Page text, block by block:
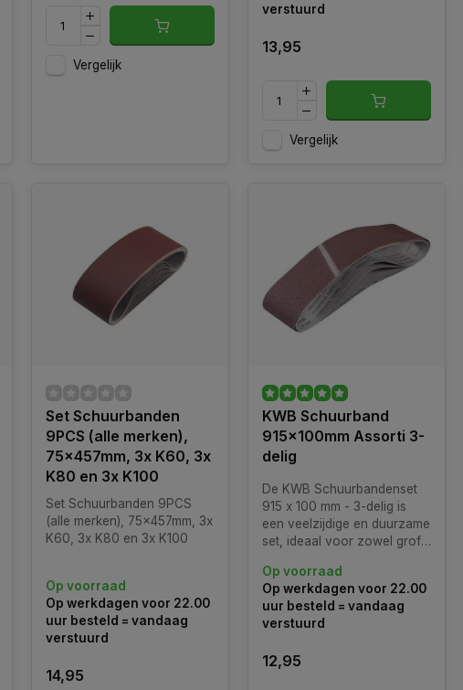
Vergelijk
verstuurd
13,95
Vergelijk
Set Schuurbanden
9PCS (alle merken),
75x457mm, 3x K60, 3x
K80 en 3x K100
Set Schuurbanden 9PCS
(alle merken), 75x457mm, 3x
K60, 3x K80 en 3x K100
Op voorraad
Op werkdagen voor 22.00
uur besteld = vandaag
verstuurd
14,95
KWB Schuurband
915x100mm Assorti 3-
delig
De KWB Schuurbandenset
915 x 100 mm - 3-delig is
een veelzijdige en duurzame
set, ideaal voor zowel grof
metaal en kunststof.
Op voorraad
Op werkdagen voor 22.00
uur besteld = vandaag
verstuurd
12,95